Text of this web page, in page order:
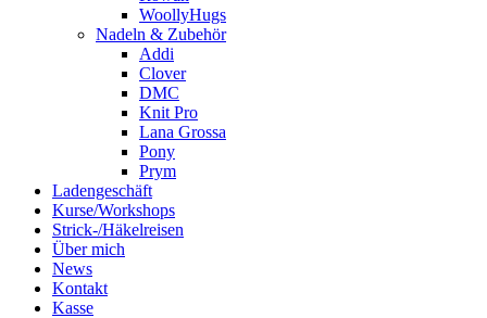
WoollyHugs
Nadeln & Zubehör
Addi
Clover
DMC
Knit Pro
Lana Grossa
Pony
Prym
Ladengeschäft
Kurse/Workshops
Strick-/Häkelreisen
Über mich
News
Kontakt
Kasse